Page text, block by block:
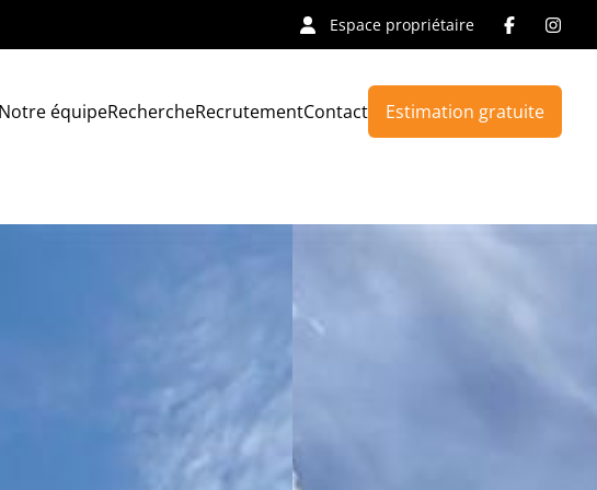
Espace propriétaire
équipeRechercheRecrutementContact Estimation gratuite